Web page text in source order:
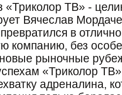
«Триколор ТВ» -
Вячеслав
в
компанию, без
рыночные
«Триколор
адреналина,